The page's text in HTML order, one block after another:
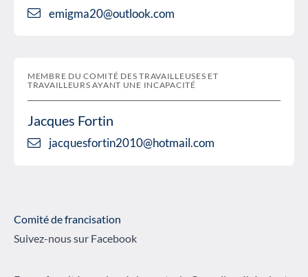
emigma20@outlook.com
MEMBRE DU COMITÉ DES TRAVAILLEUSES ET
TRAVAILLEURS AYANT UNE INCAPACITÉ
Jacques Fortin
jacquesfortin2010@hotmail.com
Comité de francisation
Suivez-nous sur Facebook